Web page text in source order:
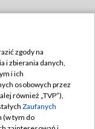
zgody na
i zbierania danych,
i ich
osobowych przez
również „TVP”),
Zaufanych
(w tym do